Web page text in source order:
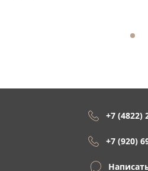
+7 (4822)
+7 (920)